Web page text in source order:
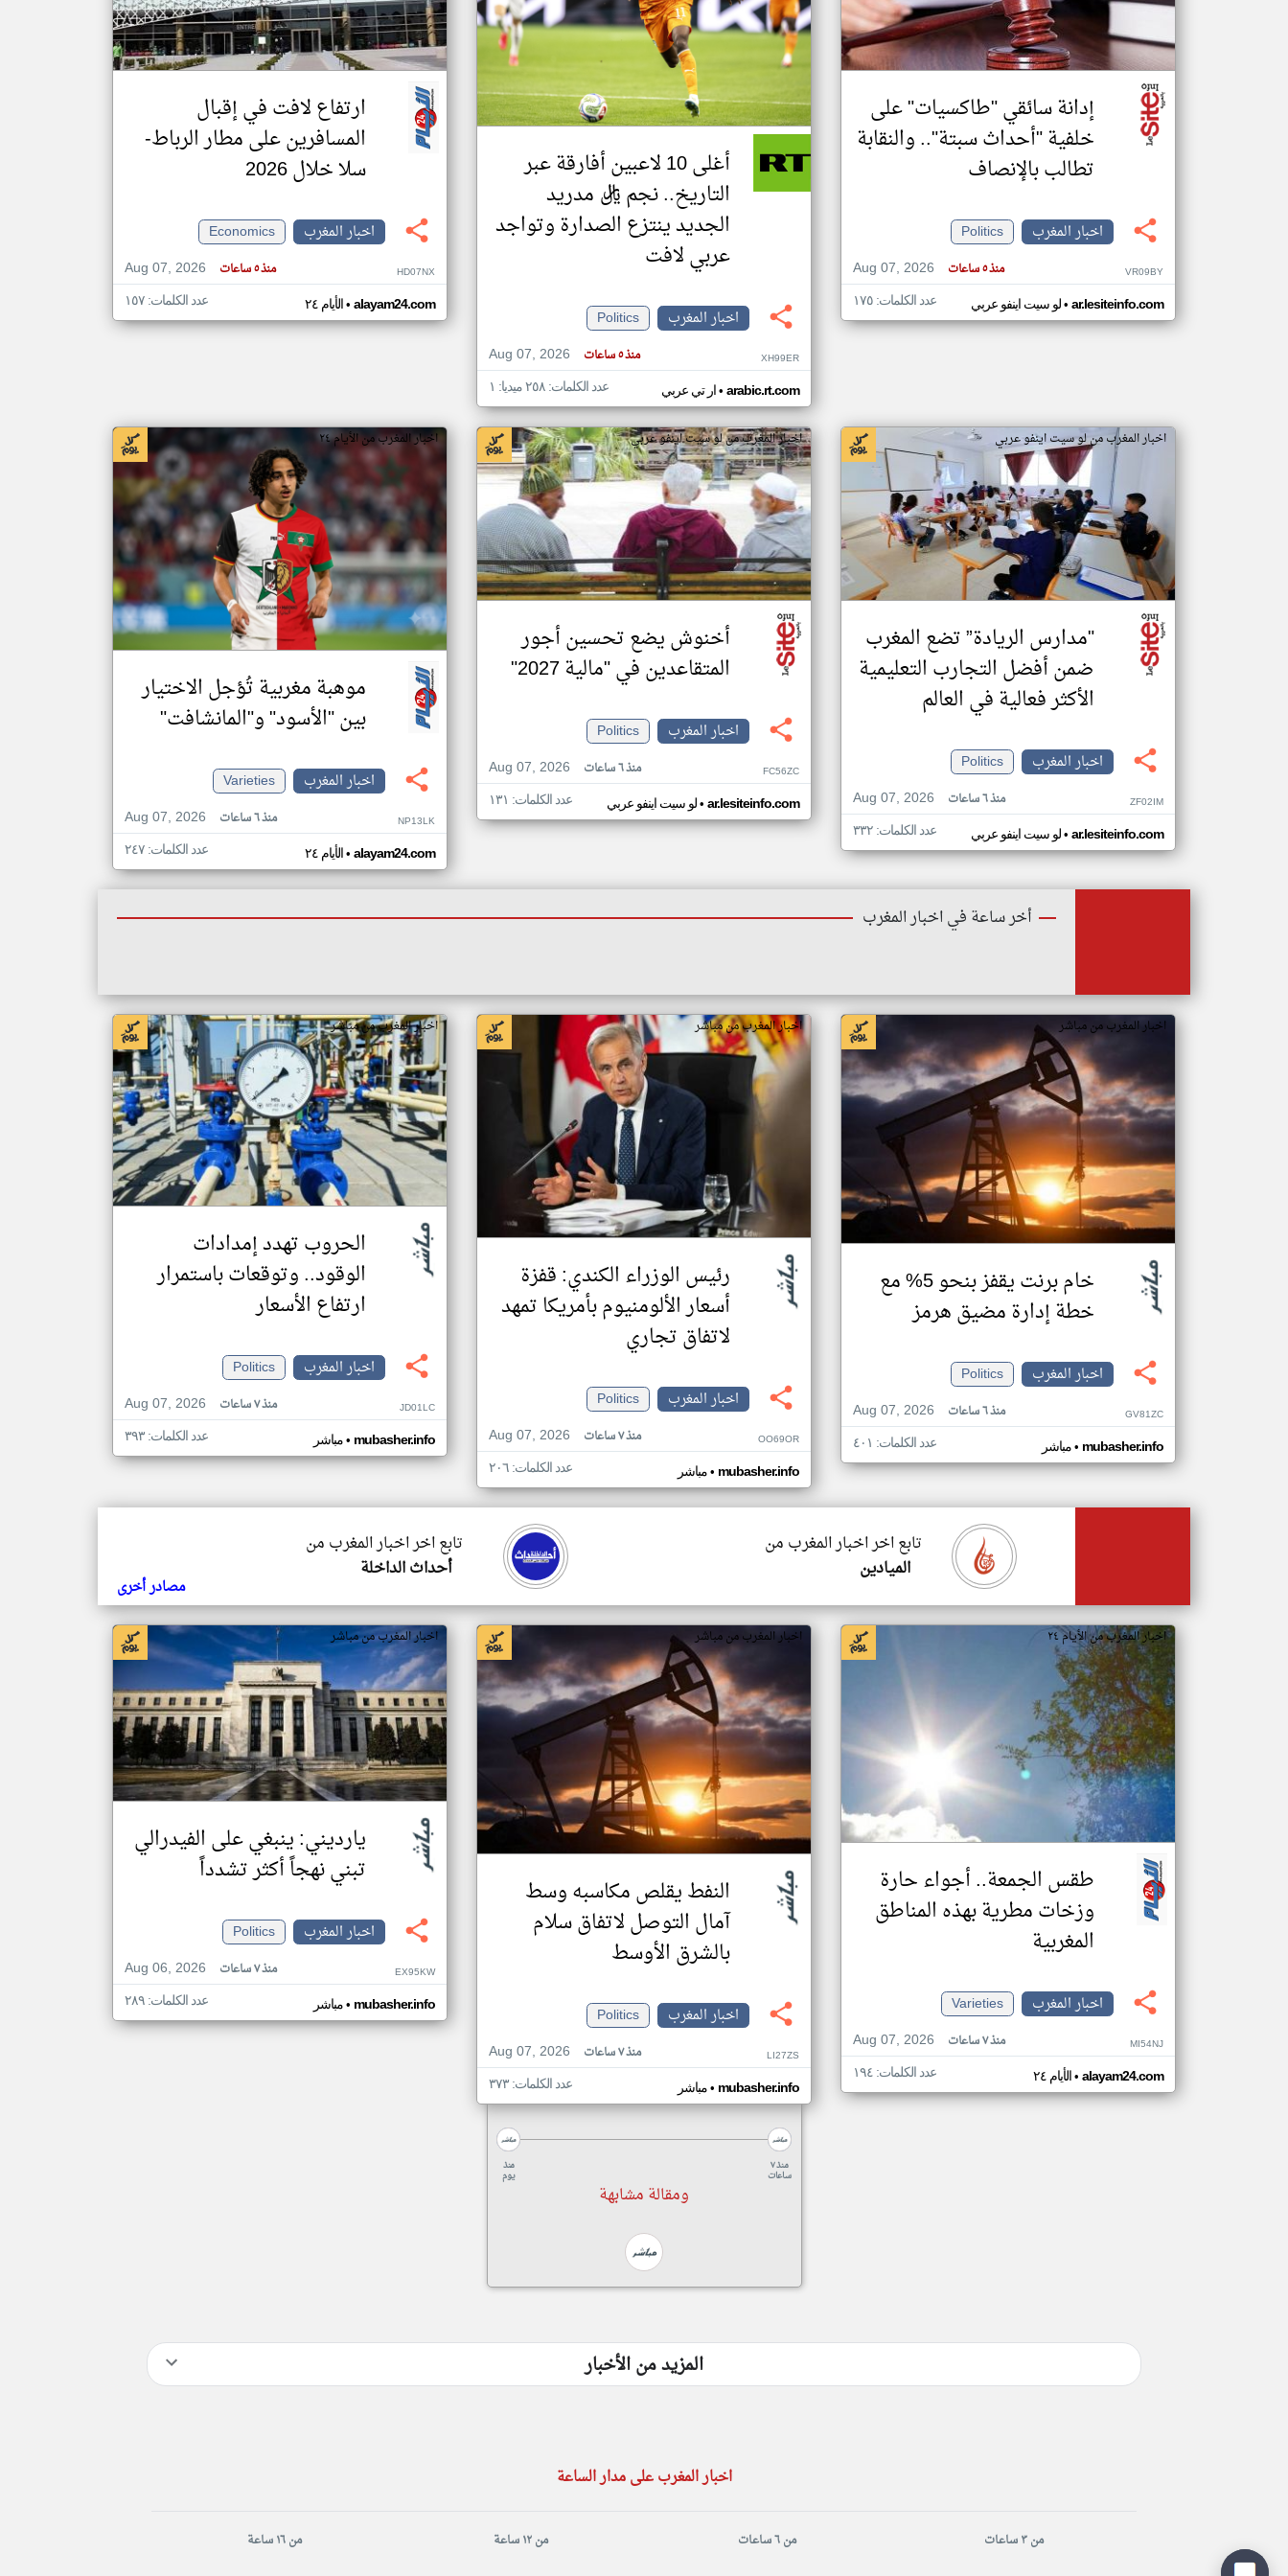
تغيير الدولة
مصادر الأخبار من المغرب
اخبار المغرب على مدار الساعة
أهم اخبار المغرب العاجلة والمباشرة
إدانة سائقي "طاكسيات" على
خلفية "أحداث سبتة".. والنقابة
تطالب بالإنصاف
اخبار المغرب
Politics
Aug 07, 2026
منذ ٥ ساعات VR09BY
لو سيت اينفو عربي• ar.lesiteinfo.com عدد الكلمات: ١٧٥
أغلى 10 لاعبين أفارقة عبر
التاريخ.. نجم ريال مدريد
الجديد ينتزع الصدارة وتواجد
عربي لافت
اخبار المغرب
Politics
Aug 07, 2026
منذ ٥ ساعات XH99ER
ار تي عربي• arabic.rt.com عدد الكلمات: ٢٥٨ ميديا: ١
ارتفاع لافت في إقبال
المسافرين على مطار الرباط-
سلا خلال 2026
اخبار المغرب
Economics
Aug 07, 2026
منذ ٥ ساعات HD07NX
الأيام ٢٤• alayam24.com عدد الكلمات: ١٥٧
اخبار المغرب من لو سيت اينفو عربي
"مدارس الريادة” تضع المغرب
ضمن أفضل التجارب التعليمية
الأكثر فعالية في العالم
اخبار المغرب
Politics
Aug 07, 2026
منذ ٦ ساعات ZF02IM
لو سيت اينفو عربي• ar.lesiteinfo.com عدد الكلمات: ٣٣٢
اخبار المغرب من لو سيت اينفو عربي
أخنوش يضع تحسين أجور
المتقاعدين في "مالية 2027"
اخبار المغرب
Politics
Aug 07, 2026
منذ ٦ ساعات FC56ZC
لو سيت اينفو عربي• ar.lesiteinfo.com عدد الكلمات: ١٣١
اخبار المغرب من الأيام ٢٤
موهبة مغربية تُؤجل الاختيار
بين "الأسود" و"المانشافت"
اخبار المغرب
Varieties
Aug 07, 2026
منذ ٦ ساعات NP13LK
الأيام ٢٤• alayam24.com عدد الكلمات: ٢٤٧
أخر ساعة في اخبار المغرب
اخبار المغرب من مباشر
خام برنت يقفز بنحو 5% مع
خطة إدارة مضيق هرمز
اخبار المغرب
Politics
Aug 07, 2026
منذ ٦ ساعات GV81ZC
مباشر• mubasher.info عدد الكلمات: ٤٠١
اخبار المغرب من مباشر
رئيس الوزراء الكندي: قفزة
أسعار الألومنيوم بأمريكا تمهد
لاتفاق تجاري
اخبار المغرب
Politics
Aug 07, 2026
منذ ٧ ساعات OO69OR
مباشر• mubasher.info عدد الكلمات: ٢٠٦
اخبار المغرب من مباشر
الحروب تهدد إمدادات
الوقود.. وتوقعات باستمرار
ارتفاع الأسعار
اخبار المغرب
Politics
Aug 07, 2026
منذ ٧ ساعات JD01LC
مباشر• mubasher.info عدد الكلمات: ٣٩٣
تابع اخر اخبار المغرب من
أحداث الداخلة
تابع اخر اخبار المغرب من
الميادين
مصادر أخرى
اخبار المغرب من الأيام ٢٤
طقس الجمعة.. أجواء حارة
وزخات مطرية بهذه المناطق
المغربية
اخبار المغرب
Varieties
Aug 07, 2026
منذ ٧ ساعات MI54NJ
الأيام ٢٤• alayam24.com عدد الكلمات: ١٩٤
اخبار المغرب من مباشر
النفط يقلص مكاسبه وسط
آمال التوصل لاتفاق سلام
بالشرق الأوسط
اخبار المغرب
Politics
Aug 07, 2026
منذ ٧ ساعات LI27ZS
مباشر• mubasher.info عدد الكلمات: ٣٧٣
منذ
يوم
منذ ٧
ساعات
ومقالة مشابهة
اخبار المغرب من مباشر
يارديني: ينبغي على الفيدرالي
تبني نهجاً أكثر تشدداً
اخبار المغرب
Politics
Aug 06, 2026
منذ ٧ ساعات EX95KW
مباشر• mubasher.info عدد الكلمات: ٢٨٩
المزيد من الأخبار
اخبار المغرب على مدار الساعة
من ٣ ساعات من ٦ ساعات من ١٢ ساعة من ١٦ ساعة
klyoum.com